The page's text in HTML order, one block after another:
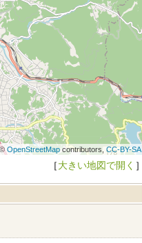
OpenStreetMapcontributors, CC-BY-SA
［大きい地図で開く ］